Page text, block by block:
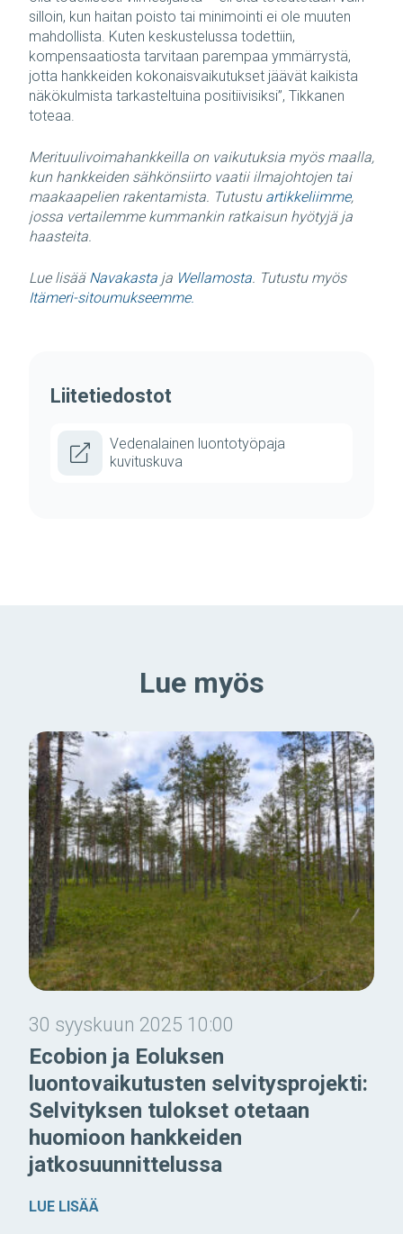
silloin, kun haitan poisto tai minimointi ei ole muuten
mahdollista. Kuten keskustelussa todettiin,
kompensaatiosta tarvitaan parempaa ymmärrystä,
jotta hankkeiden kokonaisvaikutukset jäävät kaikista
näkökulmista tarkasteltuina positiivisiksi”, Tikkanen
toteaa.
Merituulivoimahankkeilla on vaikutuksia myös maalla,
kun hankkeiden sähkönsiirto vaatii ilmajohtojen tai
maakaapelien rakentamista. Tutustu artikkeliimme,
jossa vertailemme kummankin ratkaisun hyötyjä ja
haasteita.
Lue lisää Navakasta ja Wellamosta. Tutustu myös
Itämeri-sitoumukseemme.
Liitetiedostot
Vedenalainen luontotyöpaja
kuvituskuva
Lue myös
30 syyskuun 2025 10:00
Ecobion ja Eoluksen
luontovaikutusten selvitysprojekti:
Selvityksen tulokset otetaan
huomioon hankkeiden
jatkosuunnittelussa
LUE LISÄÄ